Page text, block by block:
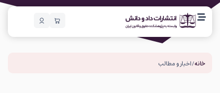
خانه/ اخبار و مطالب